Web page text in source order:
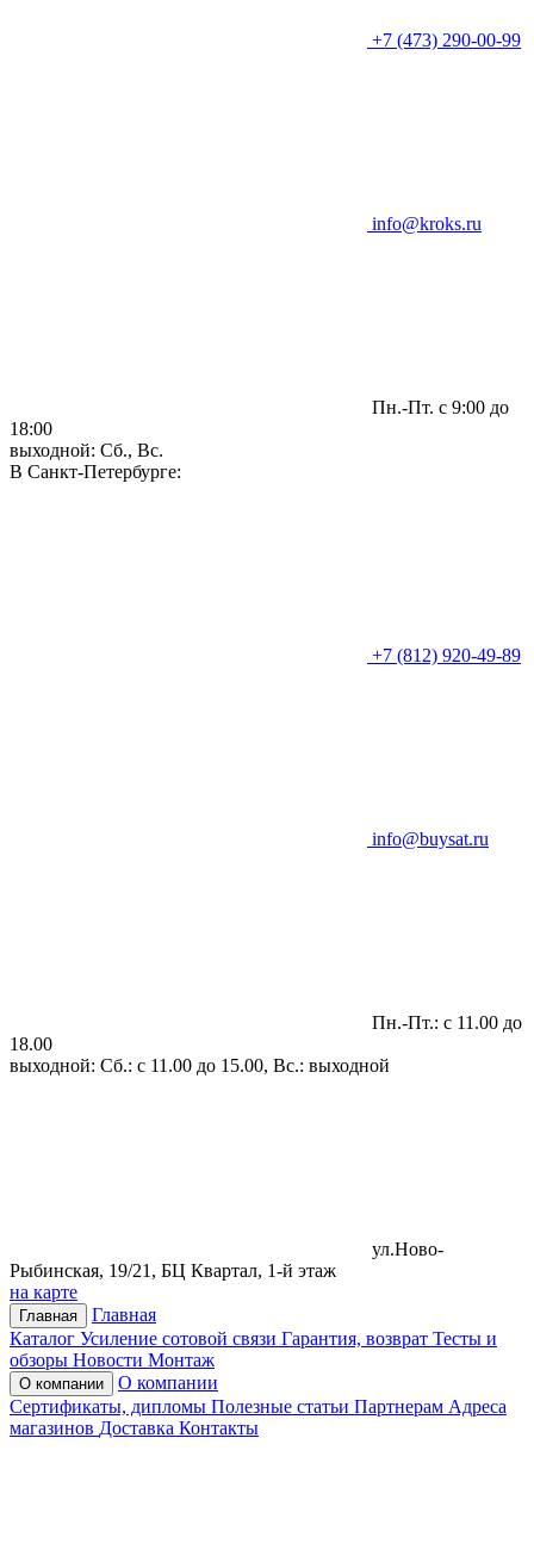
+7 (473) 290-00-99
info@kroks.ru
Пн.-Пт. с 9:00 до
18:00
выходной: Сб., Вс.
В Санкт-Петербурге:
+7 (812) 920-49-89
info@buysat.ru
Пн.-Пт.: с 11.00 до
18.00
выходной: Сб.: с 11.00 до 15.00, Вс.: выходной
ул.Ново-
Рыбинская, 19/21, БЦ Квартал, 1-й этаж
на карте
Главная
Главная
Каталог Усиление сотовой связи Гарантия, возврат Тесты и
обзоры Новости Монтаж
О компании
О компании
Сертификаты, дипломы Полезные статьи Партнерам Адреса
магазинов Доставка Контакты